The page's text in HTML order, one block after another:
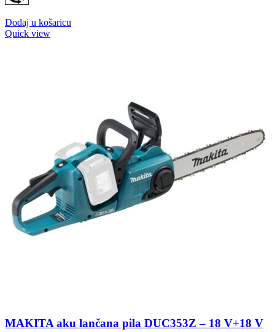
Dodaj u košaricu
Quick view
MAKITA aku lančana pila DUC353Z – 18 V+18 V